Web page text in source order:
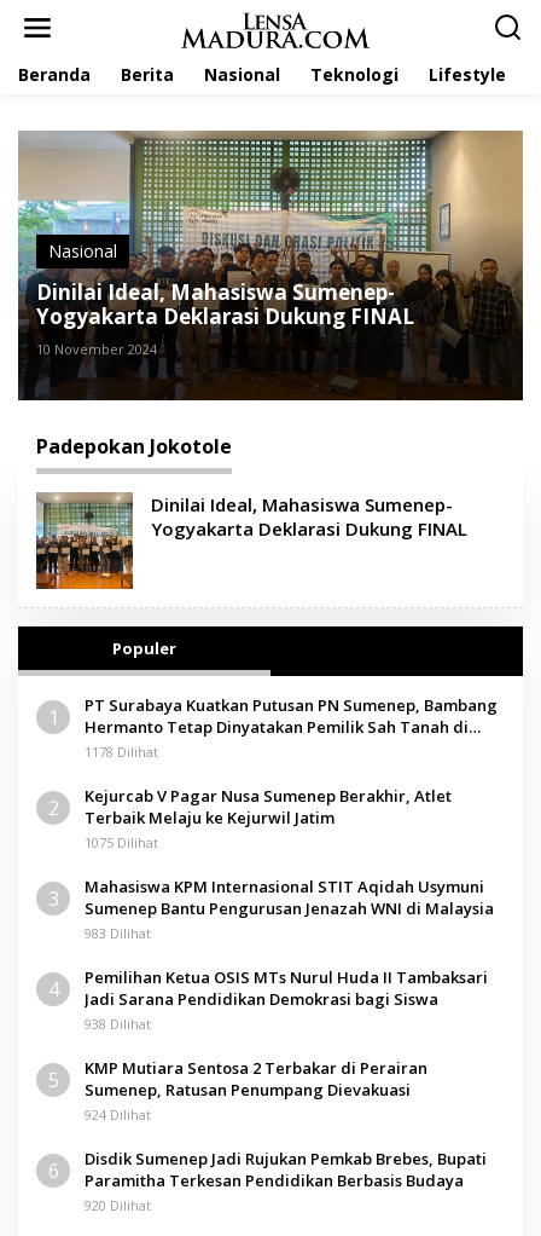
Beranda Berita Nasional Teknologi Lifestyle
Nasional
Dinilai Ideal, Mahasiswa Sumenep-
Yogyakarta Deklarasi Dukung FINAL
10 November 2024
Padepokan Jokotole
Dinilai Ideal, Mahasiswa Sumenep-
Yogyakarta Deklarasi Dukung FINAL
Populer
1
PT Surabaya Kuatkan Putusan PN Sumenep, Bambang
Hermanto Tetap Dinyatakan Pemilik Sah Tanah di
Pamolokan
1178 Dilihat
2
Kejurcab V Pagar Nusa Sumenep Berakhir, Atlet
Terbaik Melaju ke Kejurwil Jatim
1075 Dilihat
3
Mahasiswa KPM Internasional STIT Aqidah Usymuni
Sumenep Bantu Pengurusan Jenazah WNI di Malaysia
983 Dilihat
4
Pemilihan Ketua OSIS MTs Nurul Huda II Tambaksari
Jadi Sarana Pendidikan Demokrasi bagi Siswa
938 Dilihat
5
KMP Mutiara Sentosa 2 Terbakar di Perairan
Sumenep, Ratusan Penumpang Dievakuasi
924 Dilihat
6
Disdik Sumenep Jadi Rujukan Pemkab Brebes, Bupati
Paramitha Terkesan Pendidikan Berbasis Budaya
920 Dilihat